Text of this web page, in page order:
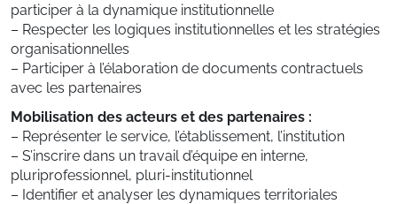
participer à la dynamique institutionnelle
– Respecter les logiques institutionnelles et les stratégies
organisationnelles
– Participer à l’élaboration de documents contractuels
avec les partenaires
Mobilisation des acteurs et des partenaires :
– Représenter le service, l’établissement, l’institution
– S’inscrire dans un travail d’équipe en interne,
pluriprofessionnel, pluri-institutionnel
– Identifier et analyser les dynamiques territoriales